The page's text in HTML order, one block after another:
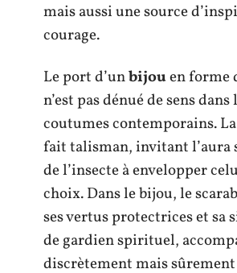
mais aussi une source
courage.
Le port d’unbijouen forme
n’est pas dénué de sens dans
coutumes contemporains.
fait talisman, invitant
de l’insecte à envelopper
choix. Dans le bijou, le
ses vertus protectrices et sa
de gardien spirituel,
discrètement mais